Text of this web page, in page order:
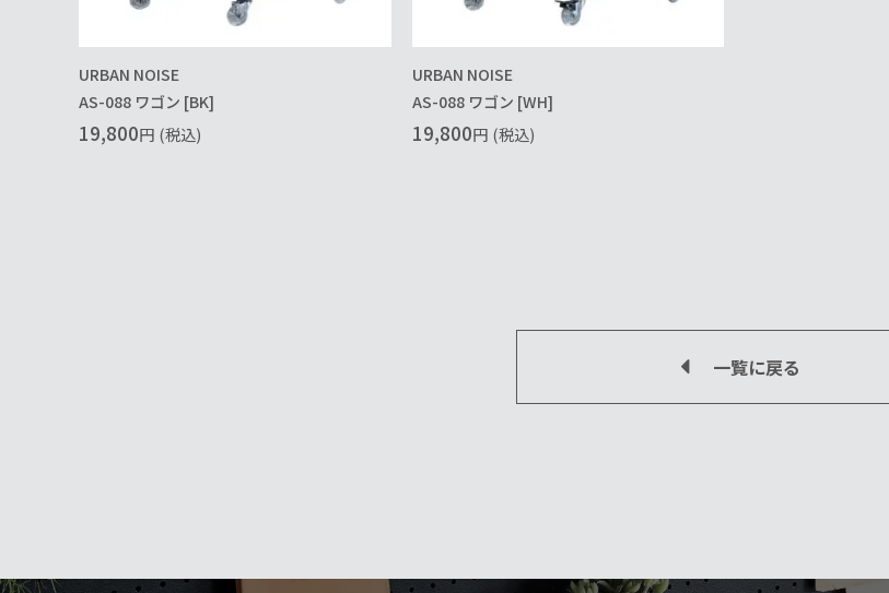
URBAN NOISE
AS-088 ワゴン [BK]
19,800円 (税込)
URBAN NOISE
AS-088 ワゴン [WH]
19,800円 (税込)
一覧に戻る